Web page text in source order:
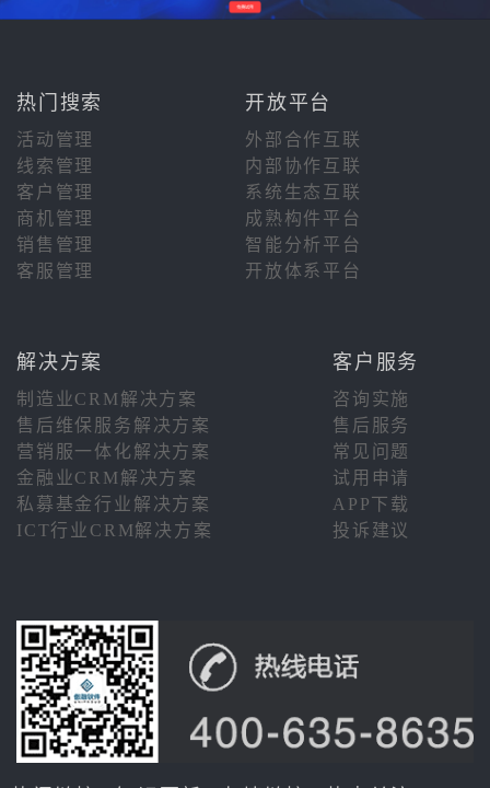
热门搜索 开放平台
活动管理
外部合作互联
线索管理
内部协作互联
客户管理
系统生态互联
商机管理
成熟构件平台
销售管理
智能分析平台
客服管理
开放体系平台
解决方案 客户服务
制造业CRM解决方案
咨询实施
售后维保服务解决方案
售后服务
营销服一体化解决方案
常见问题
金融业CRM解决方案
试用申请
私募基金行业解决方案
APP下载
ICT行业CRM解决方案
投诉建议